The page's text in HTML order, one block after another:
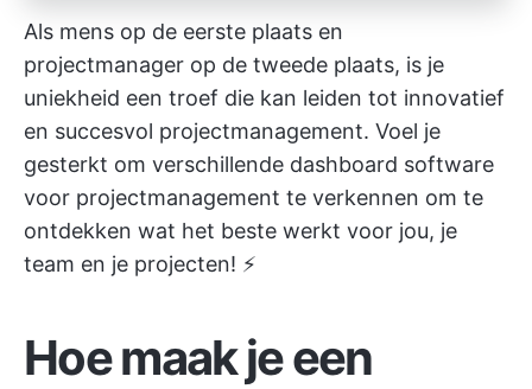
Als mens op de eerste plaats en
projectmanager op de tweede plaats, is je
uniekheid een troef die kan leiden tot innovatief
en succesvol projectmanagement. Voel je
gesterkt om verschillende dashboard software
voor projectmanagement te verkennen om te
ontdekken wat het beste werkt voor jou, je
team en je projecten! ⚡️
Hoe maak je een